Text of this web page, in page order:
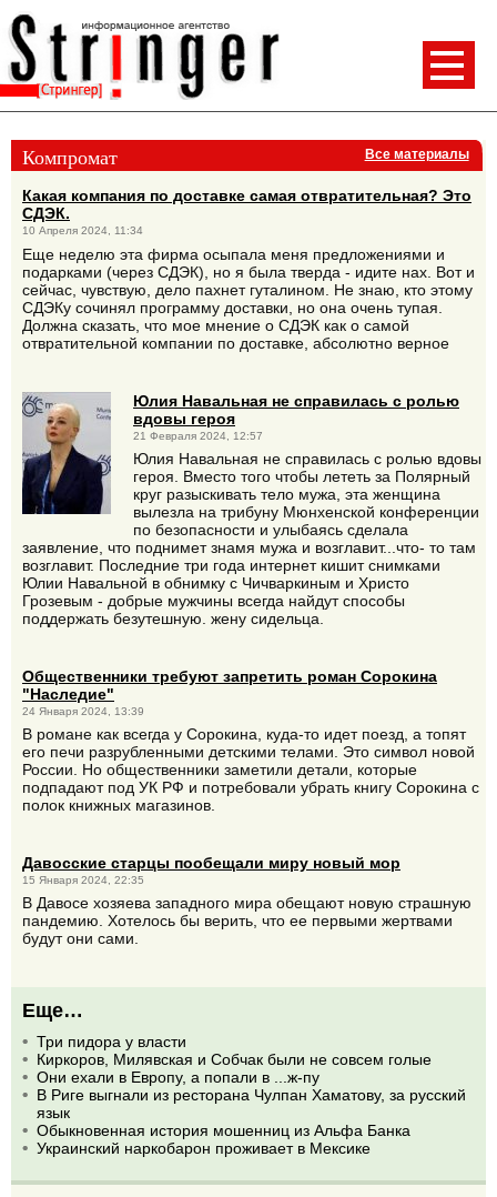
Компромат Все материалы
Какая компания по доставке самая отвратительная? Это
СДЭК.
10 Апреля 2024, 11:34
Еще неделю эта фирма осыпала меня предложениями и
подарками (через СДЭК), но я была тверда - идите нах. Вот и
сейчас, чувствую, дело пахнет гуталином. Не знаю, кто этому
СДЭКу сочинял программу доставки, но она очень тупая.
Должна сказать, что мое мнение о СДЭК как о самой
отвратительной компании по доставке, абсолютно верное
Юлия Навальная не справилась с ролью
вдовы героя
21 Февраля 2024, 12:57
Юлия Навальная не справилась с ролью вдовы
героя. Вместо того чтобы лететь за Полярный
круг разыскивать тело мужа, эта женщина
вылезла на трибуну Мюнхенской конференции
по безопасности и улыбаясь сделала
заявление, что поднимет знамя мужа и возглавит...что- то там
возглавит. Последние три года интернет кишит снимками
Юлии Навальной в обнимку с Чичваркиным и Христо
Грозевым - добрые мужчины всегда найдут способы
поддержать безутешную. жену сидельца.
Общественники требуют запретить роман Сорокина
"Наследие"
24 Января 2024, 13:39
В романе как всегда у Сорокина, куда-то идет поезд, а топят
его печи разрубленными детскими телами. Это символ новой
России. Но общественники заметили детали, которые
подпадают под УК РФ и потребовали убрать книгу Сорокина с
полок книжных магазинов.
Давосские старцы пообещали миру новый мор
15 Января 2024, 22:35
В Давосе хозяева западного мира обещают новую страшную
пандемию. Хотелось бы верить, что ее первыми жертвами
будут они сами.
Еще…
Три пидора у власти
Киркоров, Милявская и Собчак были не совсем голые
Они ехали в Европу, а попали в ...ж-пу
В Риге выгнали из ресторана Чулпан Хаматову, за русский
язык
Обыкновенная история мошенниц из Альфа Банка
Украинский наркобарон проживает в Мексике